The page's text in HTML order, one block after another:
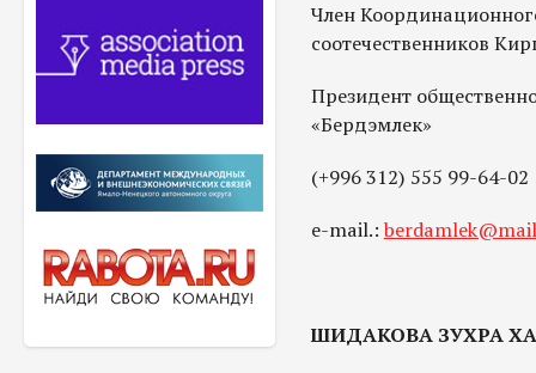
Член
соотечественников
Президент
«Бердэмлек»
(+996 312) 555 99-64-02
e-mail.:
ШИДАКОВА ЗУХРА